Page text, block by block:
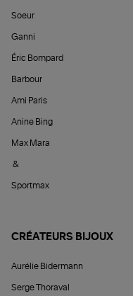
Soeur
Ganni
Éric Bompard
Barbour
Ami Paris
Anine Bing
Max Mara
&
Sportmax
CRÉATEURS BIJOUX
Aurélie Bidermann
Serge Thoraval